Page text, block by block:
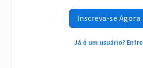
Inscreva-se Agora
Já é um usuário? Entre